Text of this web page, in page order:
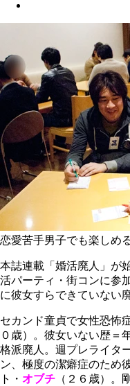
恋愛苦手男子でも楽しめ
本誌連載「婚活廃人」
活パーティ・街コンに参
に彼女すらできていない
セカンド童貞で女性恐怖
０歳）。彼女いない歴＝
格派廃人。週プレライタ
ン、極度の潔癖症のため
ト・ オブチ （２６歳）。